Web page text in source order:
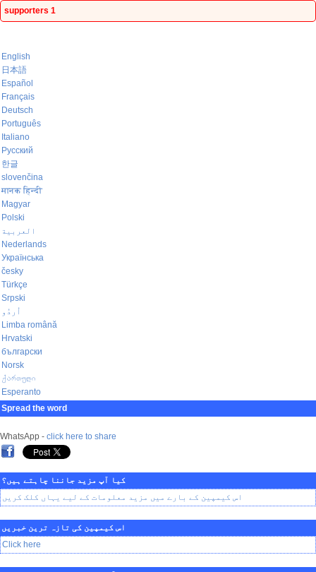
1 supporters
English
日本語
Español
Français
Deutsch
Português
Italiano
Русский
한글
slovenčina
मानक हिन्दी
Magyar
Polski
العربية
Nederlands
Українська
česky
Türkçe
Srpski
اُردُو
Limba română
Hrvatski
български
Norsk
ქართული
Esperanto
Spread the word
WhatsApp - click here to share
کیا آپ مزید جاننا چاہتے ہیں؟
اس کیمپین کے بارے میں مزید معلومات کے لیے یہاں کلک کریں
اس کیمپین کی تازہ ترین خبریں
Click here